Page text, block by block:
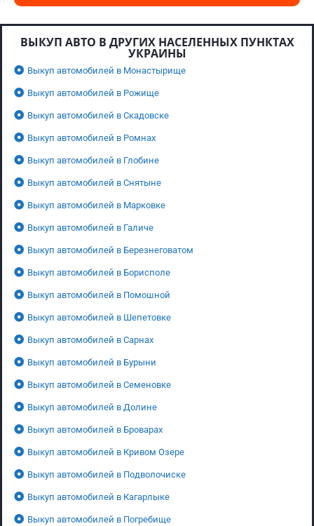
ВЫКУП АВТО В ДРУГИХ НАСЕЛЕННЫХ ПУНКТАХ
УКРАИНЫ
Выкуп автомобилей в Монастырище
Выкуп автомобилей в Рожище
Выкуп автомобилей в Скадовске
Выкуп автомобилей в Ромнах
Выкуп автомобилей в Глобине
Выкуп автомобилей в Снятыне
Выкуп автомобилей в Марковке
Выкуп автомобилей в Галиче
Выкуп автомобилей в Березнеговатом
Выкуп автомобилей в Борисполе
Выкуп автомобилей в Помошной
Выкуп автомобилей в Шепетовке
Выкуп автомобилей в Сарнах
Выкуп автомобилей в Бурыни
Выкуп автомобилей в Семеновке
Выкуп автомобилей в Долине
Выкуп автомобилей в Броварах
Выкуп автомобилей в Кривом Озере
Выкуп автомобилей в Подволочиске
Выкуп автомобилей в Кагарлыке
Выкуп автомобилей в Погребище